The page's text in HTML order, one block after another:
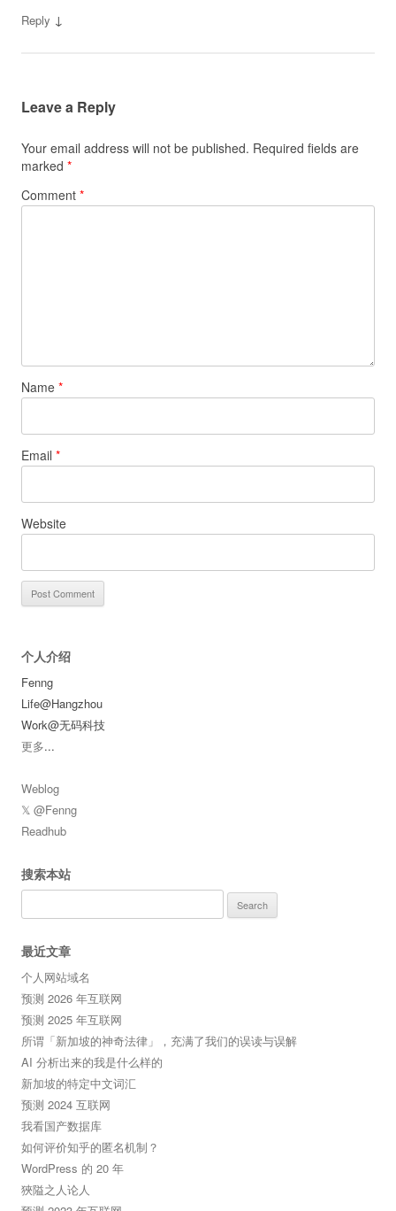
Reply ↓
Leave a Reply
Your email address will not be published. Required fields are
marked *
Comment *
Name *
Email *
Website
个人介绍
Fenng
Life@Hangzhou
Work@无码科技
更多...
Weblog
𝕏 @Fenng
Readhub
搜索本站
for:
最近文章
个人网站域名
预测 2026 年互联网
预测 2025 年互联网
所谓「新加坡的神奇法律」，充满了我们的误读与误解
AI 分析出来的我是什么样的
新加坡的特定中文词汇
预测 2024 互联网
我看国产数据库
如何评价知乎的匿名机制？
WordPress 的 20 年
狹隘之人论人